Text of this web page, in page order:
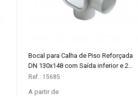
COMPRAR
Bocal para Calha de Piso Reforçada
DN 130x148 com Saída inferior e 2
Laterais Tigre
Ref.: 15685
A partir de